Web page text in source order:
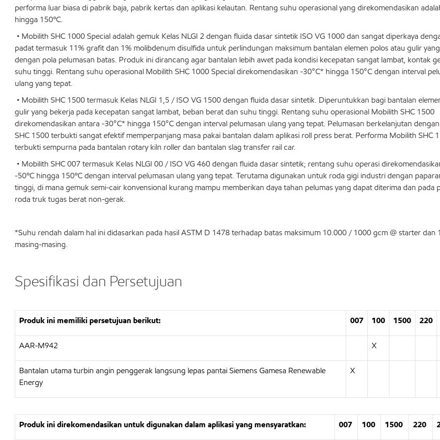
performa luar biasa di pabrik baja, pabrik kertas dan aplikasi kelautan. Rentang suhu operasional yang direkomendasikan
hingga 150ºC.
• Mobilith SHC 1000 Special adalah gemuk Kelas NLGI 2 dengan fluida dasar sintetik ISO VG 1000 dan sangat diperkaya
padat termasuk 11% grafit dan 1% molibdenum disulfida untuk perlindungan maksimum bantalan elemen polos atau gulir
dengan pola pelumasan batas. Produk ini dirancang agar bantalan lebih awet pada kondisi kecepatan sangat lambat, kontak
suhu tinggi. Rentang suhu operasional Mobilith SHC 1000 Special direkomendasikan -30°C* hingga 150°C dengan interval
ulang yang tepat.
• Mobilith SHC 1500 termasuk Kelas NLGI 1,5 / ISO VG 1500 dengan fluida dasar sintetik. Diperuntukkan bagi bantalan
gulir yang bekerja pada kecepatan sangat lambat, beban berat dan suhu tinggi. Rentang suhu operasional Mobilith SHC 1500
direkomendasikan antara -30°C* hingga 150°C dengan interval pelumasan ulang yang tepat. Pelumasan berkelanjutan
SHC 1500 terbukti sangat efektif memperpanjang masa pakai bantalan dalam aplikasi roll press berat. Performa Mobilith SHC
terbukti sempurna pada bantalan rotary kiln roller dan bantalan slag transfer rail car.
• Mobilith SHC 007 termasuk Kelas NLGI 00 / ISO VG 460 dengan fluida dasar sintetik; rentang suhu operasi
-50ºC hingga 150ºC dengan interval pelumasan ulang yang tepat. Terutama digunakan untuk roda gigi industri dengan
tinggi, di mana gemuk semi-cair konvensional kurang mampu memberikan daya tahan pelumas yang dapat diterima dan pada
roda truk tugas berat non-gerak.
*Suhu rendah dalam hal ini didasarkan pada hasil ASTM D 1478 terhadap batas maksimum 10.000 / 1000 gcm @ starter dan
masing-masing.
Spesifikasi dan Persetujuan
Produk ini memiliki persetujuan berikut: 007 100 1500 220
AAR-M942 X
Bantalan utama turbin angin penggerak langsung lepas pantai Siemens Gamesa Renewable
Energy
X
Produk ini direkomendasikan untuk digunakan dalam aplikasi yang mensyaratkan: 007 100 1500 220